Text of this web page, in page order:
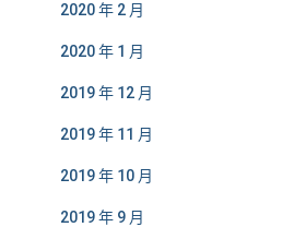
2020 年 2 月
2020 年 1 月
2019 年 12 月
2019 年 11 月
2019 年 10 月
2019 年 9 月